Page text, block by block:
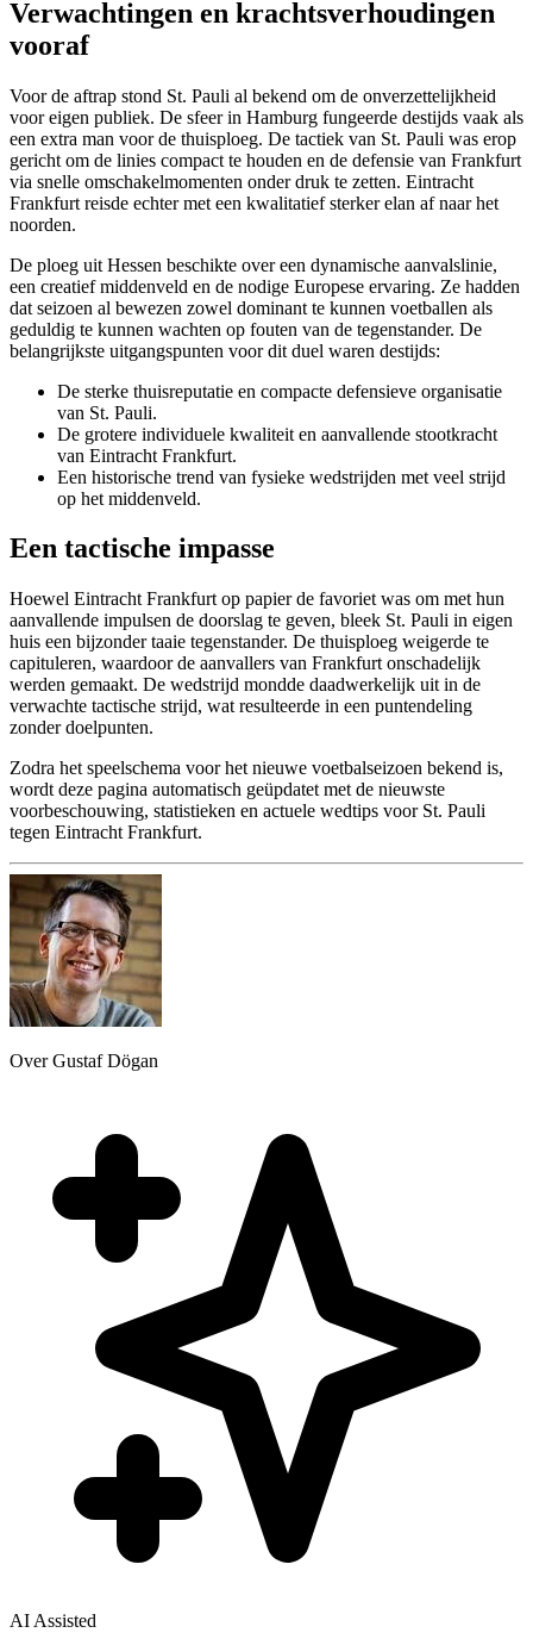
Verwachtingen en krachtsverhoudingen
vooraf
Voor de aftrap stond St. Pauli al bekend om de onverzettelijkheid
voor eigen publiek. De sfeer in Hamburg fungeerde destijds vaak als
een extra man voor de thuisploeg. De tactiek van St. Pauli was erop
gericht om de linies compact te houden en de defensie van Frankfurt
via snelle omschakelmomenten onder druk te zetten. Eintracht
Frankfurt reisde echter met een kwalitatief sterker elan af naar het
noorden.
De ploeg uit Hessen beschikte over een dynamische aanvalslinie,
een creatief middenveld en de nodige Europese ervaring. Ze hadden
dat seizoen al bewezen zowel dominant te kunnen voetballen als
geduldig te kunnen wachten op fouten van de tegenstander. De
belangrijkste uitgangspunten voor dit duel waren destijds:
De sterke thuisreputatie en compacte defensieve organisatie
van St. Pauli.
De grotere individuele kwaliteit en aanvallende stootkracht
van Eintracht Frankfurt.
Een historische trend van fysieke wedstrijden met veel strijd
op het middenveld.
Een tactische impasse
Hoewel Eintracht Frankfurt op papier de favoriet was om met hun
aanvallende impulsen de doorslag te geven, bleek St. Pauli in eigen
huis een bijzonder taaie tegenstander. De thuisploeg weigerde te
capituleren, waardoor de aanvallers van Frankfurt onschadelijk
werden gemaakt. De wedstrijd mondde daadwerkelijk uit in de
verwachte tactische strijd, wat resulteerde in een puntendeling
zonder doelpunten.
Zodra het speelschema voor het nieuwe voetbalseizoen bekend is,
wordt deze pagina automatisch geüpdatet met de nieuwste
voorbeschouwing, statistieken en actuele wedtips voor St. Pauli
tegen Eintracht Frankfurt.
Over Gustaf Dögan
AI Assisted